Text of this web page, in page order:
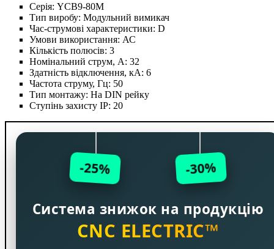
Серія: YCB9-80M
Тип виробу: Модульний вимикач
Час-струмові характеристики: D
Умови використання: АС
Кількість полюсів: 3
Номінальний струм, А: 32
Здатність відключення, кА: 6
Частота струму, Гц: 50
Тип монтажу: На DIN рейку
Ступінь захисту IP: 20
-25% -30%
Система знижок на продукцію
CNC ELECTRIC™